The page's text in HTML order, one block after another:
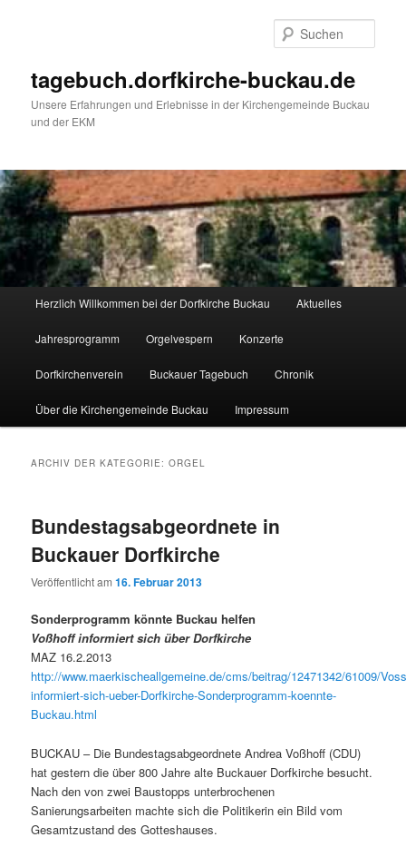
tagebuch.dorfkirche-buckau.de
Unsere Erfahrungen und Erlebnisse in der Kirchengemeinde Buckau
und der EKM
Zum Inhalt wechseln
Zum sekundären Inhalt wechseln
Herzlich Willkommen bei der Dorfkirche Buckau Aktuelles
Jahresprogramm Orgelvespern Konzerte
Dorfkirchenverein Buckauer Tagebuch Chronik
Über die Kirchengemeinde Buckau Impressum
ARCHIV DER KATEGORIE:ORGEL
Bundestagsabgeordnete in
Buckauer Dorfkirche
Veröffentlicht am16. Februar 2013
Sonderprogramm könnte Buckau helfen
Voßhoff informiert sich über Dorfkirche
MAZ 16.2.2013
http://www.maerkischeallgemeine.de/cms/beitrag/12471342/61009/
informiert-sich-ueber-Dorfkirche-Sonderprogramm-koennte-
Buckau.html
BUCKAU – Die Bundestagsabgeordnete Andrea Voßhoff (CDU)
hat gestern die über 800 Jahre alte Buckauer Dorfkirche besucht.
Nach den von zwei Baustopps unterbrochenen
Sanierungsarbeiten machte sich die Politikerin ein Bild vom
Gesamtzustand des Gotteshauses.